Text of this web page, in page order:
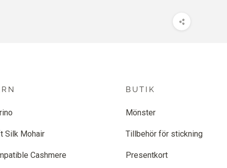
Silk Mohair
Cashmere
BUTIK
Mönster
Tillbehör för stickning
Presentkort